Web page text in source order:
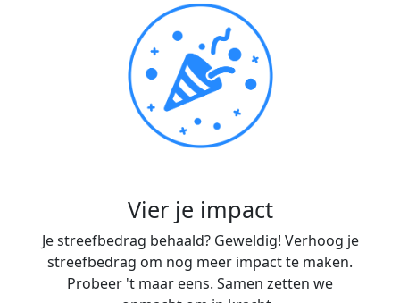
Vier je impact
Je streefbedrag behaald? Geweldig! Verhoog je
streefbedrag om nog meer impact te maken.
Probeer 't maar eens. Samen zetten we